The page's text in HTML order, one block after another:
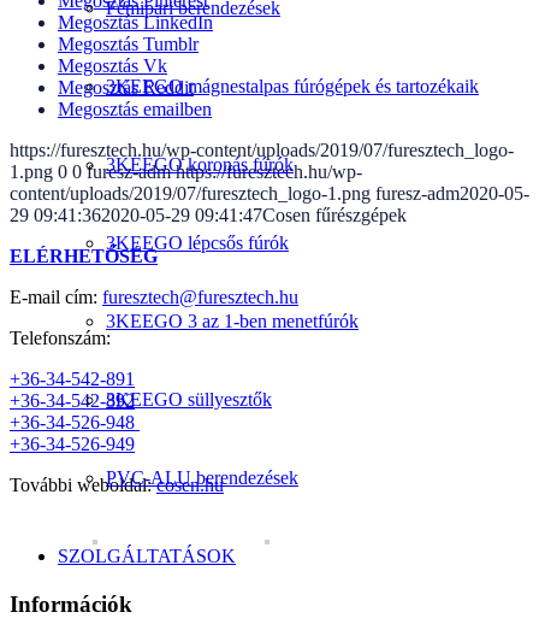
Fémipari berendezések
3KEEGO mágnestalpas fúrógépek és tartozékaik
3KEEGO koronás fúrók
3KEEGO lépcsős fúrók
3KEEGO 3 az 1-ben menetfúrók
3KEEGO süllyesztők
PVC-ALU berendezések
SZOLGÁLTATÁSOK
Megosztás LinkedIn
Megosztás Tumblr
Megosztás Vk
Megosztás Reddit
Megosztás emailben
https://furesztech.hu/wp-content/uploads/2019/07/furesztech_logo-
1.png 0 0 furesz-adm https://furesztech.hu/wp-
content/uploads/2019/07/furesztech_logo-1.png furesz-adm2020-05-
29 09:41:362020-05-29 09:41:47Cosen fűrészgépek
ELÉRHETŐSÉG
E-mail cím: furesztech@furesztech.hu
Telefonszám:
+36-34-542-891
+36-34-542-892
+36-34-526-948
+36-34-526-949
További weboldal:cosen.hu
Információk